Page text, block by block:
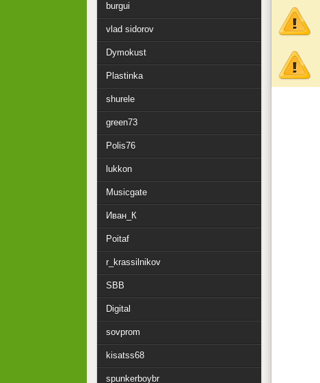
burgui
vlad sidorov
Dymokust
Plastinka
shurele
green73
Polis76
lukkon
Musicgate
Иван_К
Poitaf
r_krassilnikov
SBB
Digital
sovprom
kisatss68
spunkerboybr